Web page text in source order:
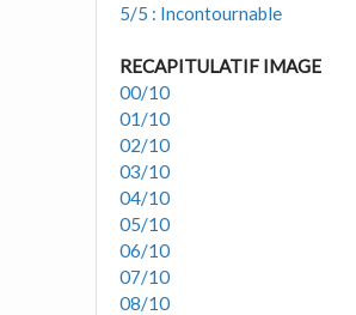
5/5 : Incontournable
RECAPITULATIF IMAGE
00/10
01/10
02/10
03/10
04/10
05/10
06/10
07/10
08/10